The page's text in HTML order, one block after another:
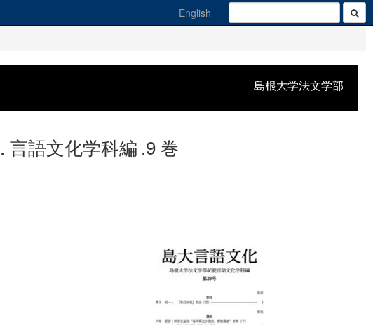
English
島根大学法文学部
言語文化学科編 .9 巻